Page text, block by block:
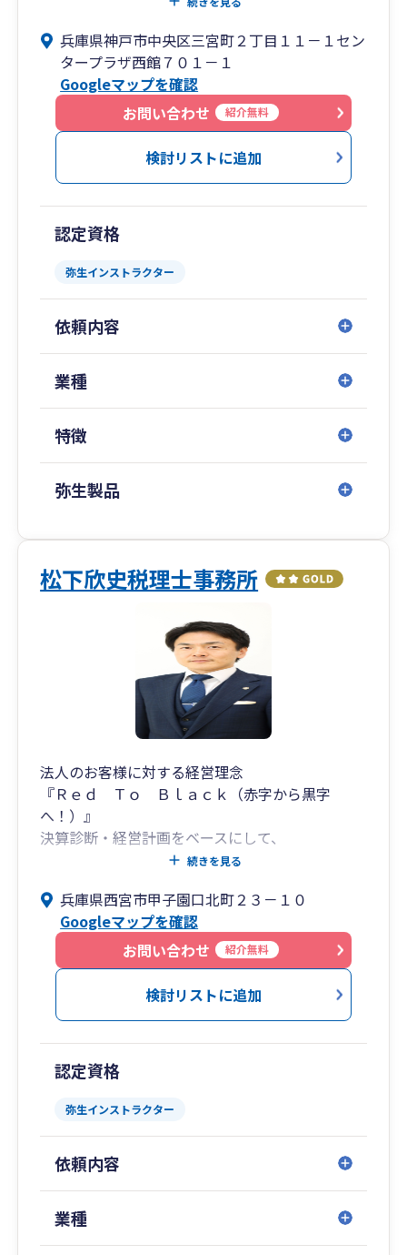
建設業・製造業・設計事務所・不動産賃貸/管理
業・印刷出版業・スーパー・観光業・ゴルフ場・
アパレル業・美容院・雑貨制作/販売業・学校法
人・宗教法人・病院（内科・歯科・動物病院）・
飲食店・食品/酒類小売店・陶芸品店・Web管理
兵庫県神戸市中央区三宮町２丁目１１－１セン
タープラザ西館７０１－１
Googleマップを確認
お問い合わせ
紹介無料
検討リストに追加
認定資格
弥生インストラクター
依頼内容
業種
特徴
弥生製品
松下欣史税理士事務所
法人のお客様に対する経営理念
『Ｒｅｄ Ｔｏ Ｂｌａｃｋ（赤字から黒字
へ！）』
決算診断・経営計画をベースにして、
お客様と一緒に黒字申告率１００％を目指しま
個人のお客様に対する経営理念
『Ｒａｃｅ Ｔｏ Ｂａｓｅ（争族から想続
へ！）』
相続問題は家庭によって事情は様々ですが、
１件でも多くの『相続』が同族間で争う『争族』
サポート致します！
続きを見る
兵庫県西宮市甲子園口北町２３－１０
Googleマップを確認
お問い合わせ
紹介無料
検討リストに追加
認定資格
弥生インストラクター
依頼内容
業種